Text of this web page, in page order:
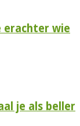
erachter wie
je als beller